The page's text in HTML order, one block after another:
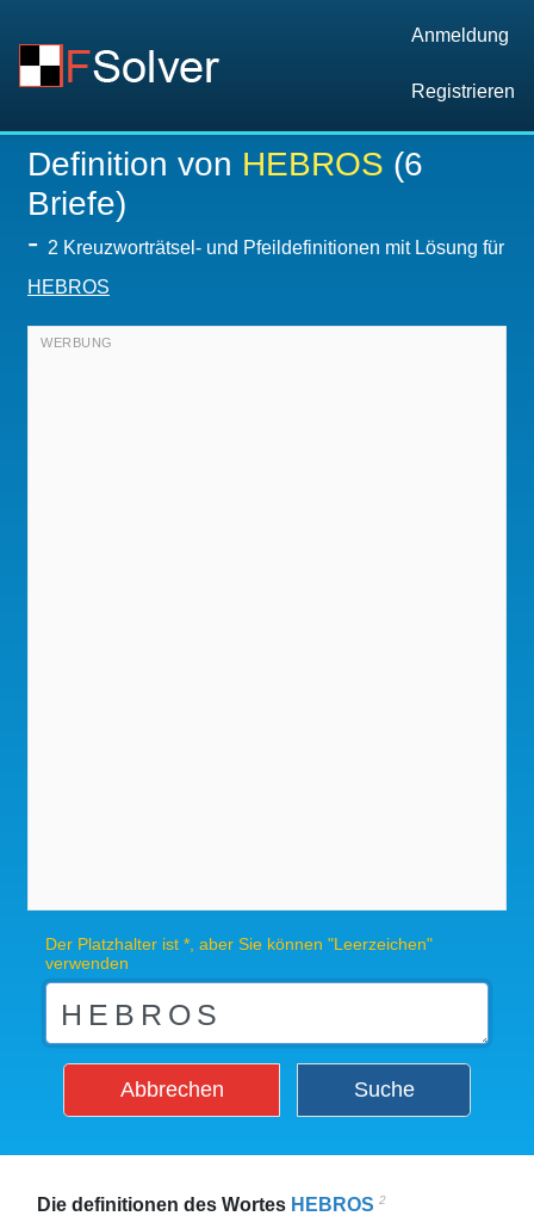
Anmeldung
Registrieren
Definition von HEBROS (6
Briefe)
- 2 Kreuzworträtsel- und Pfeildefinitionen mit Lösung für
HEBROS
Der Platzhalter ist *, aber Sie können "Leerzeichen"
verwenden
Abbrechen Suche
Die definitionen des Wortes HEBROS 2